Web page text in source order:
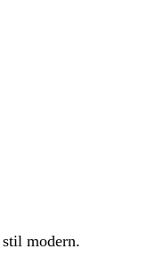
modern.